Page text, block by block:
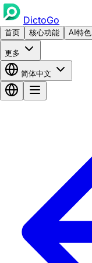
DictoGo
首页 核心功能 AI特色
更多
简体中文